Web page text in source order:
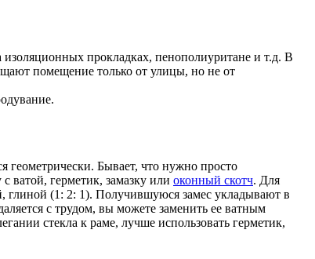
изоляционных прокладках, пенополиуритане и т.д. В
помещение только от улицы, но не от
геометрически. Бывает, что нужно просто
ватой, герметик, замазку или оконный скотч. Для
глиной (1: 2: 1). Получившуюся замес укладывают в
с трудом, вы можете заменить ее ватным
стекла к раме, лучше использовать герметик,